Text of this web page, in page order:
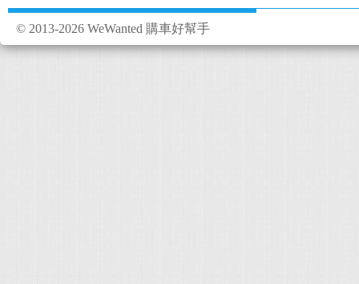
© 2013-2026 WeWanted 購車好幫手